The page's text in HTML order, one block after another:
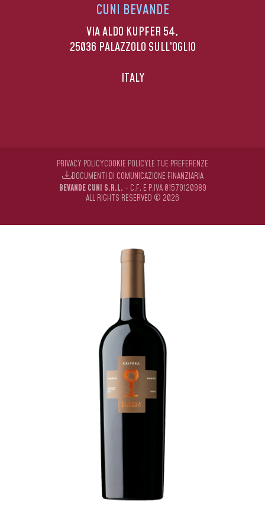
CUNI BEVANDE
VIA ALDO KUPFER 54,
25036 PALAZZOLO SULL’OGLIO
ITALY
BEVANDE CUNI S.R.L. - C.F. E P.IVA 01579120989
ALL RIGHTS RESERVED © 2026
PRIVACY POLICYCOOKIE POLICYLE TUE PREFERENZE
DOCUMENTI DI COMUNICAZIONE FINANZIARIA